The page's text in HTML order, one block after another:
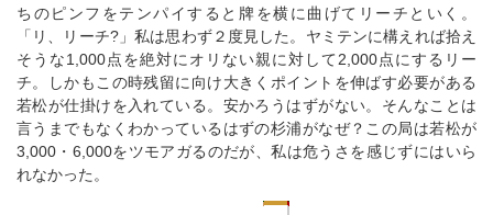
ちのピンフをテンパイすると牌を横に曲げてリーチといく。
「リ、リーチ?」私は思わず２度見した。ヤミテンに構えれば拾え
そうな1,000点を絶対にオリない親に対して2,000点にするリー
チ。しかもこの時残留に向け大きくポイントを伸ばす必要がある
若松が仕掛けを入れている。安かろうはずがない。そんなことは
言うまでもなくわかっているはずの杉浦がなぜ？この局は若松が
3,000・6,000をツモアガるのだが、私は危うさを感じずにはいら
れなかった。